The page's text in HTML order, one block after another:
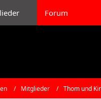
Forum
Mitglieder Thom und